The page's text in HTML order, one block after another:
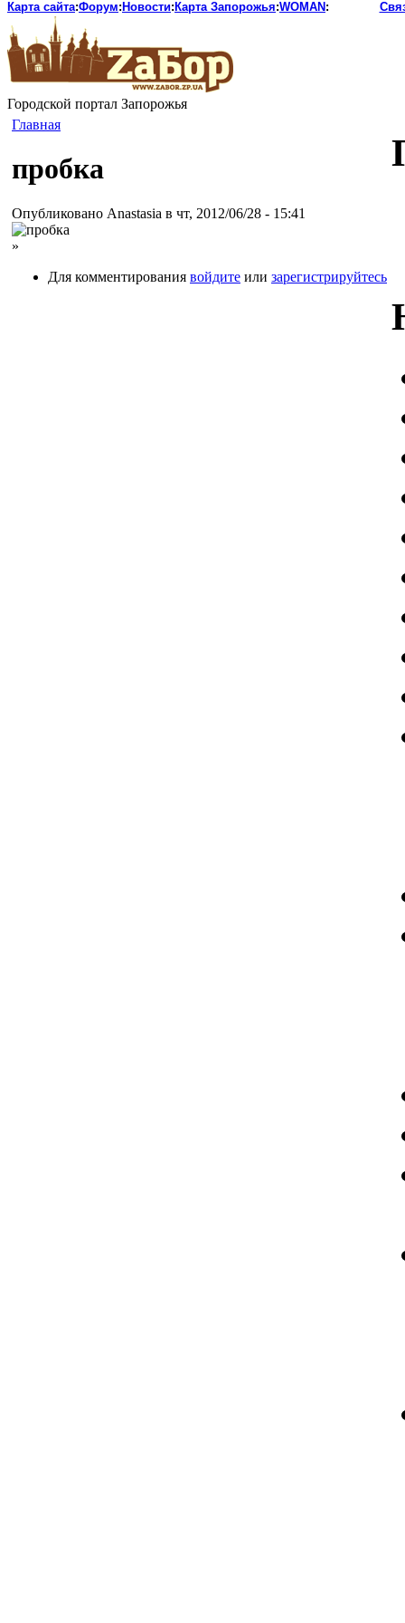
Карта сайта:Форум: Новости: Карта Запорожья:WOMAN :
Городской портал Запорожья
Главная
пробка
Опубликовано Anastasia в чт, 2012/06/28 - 15:41
»
Для комментирования войдите или зарегистрируйтесь